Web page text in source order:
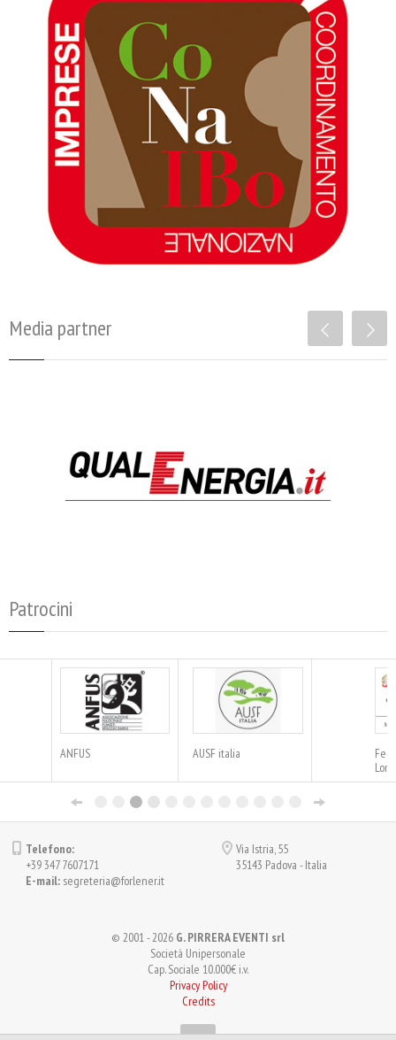
Media partner
Patrocini
AUSF italia
Fed. Reg. Ordini AF
Telefono:
+39 347 7607171
E-mail: segreteria@forlener.it
Via Istria, 55
35143 Padova - Italia
© 2001 - 2026 G. PIRRERA EVENTI srl
Società Unipersonale
Cap. Sociale 10.000€ i.v.
Privacy Policy
Credits